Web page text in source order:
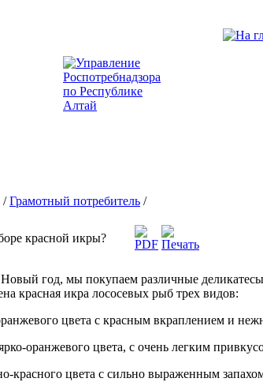
/Грамотный потребитель /
красной икры?
Новый год, мы покупаем различные
красная икра лососевых рыб трех видов:
цвета с красным вкраплением и
оранжевого цвета, с очень легким
красного цвета с сильно выраженным